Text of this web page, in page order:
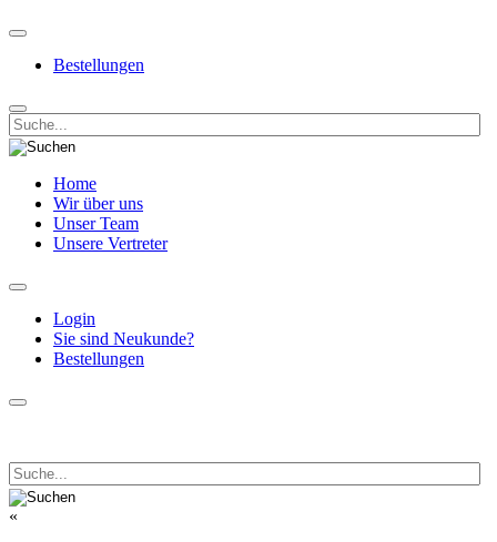
Bestellungen
Home
Wir über uns
Unser Team
Unsere Vertreter
Login
Sie sind Neukunde?
Bestellungen
«